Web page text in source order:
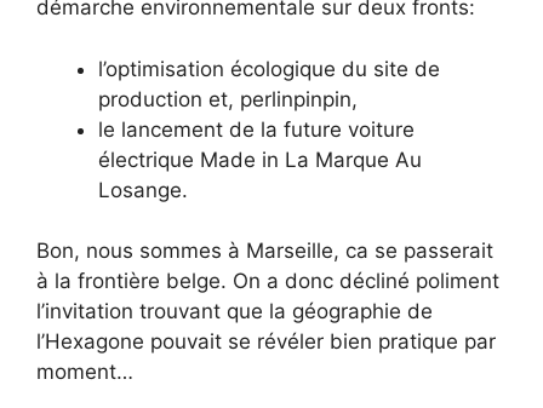
démarche environnementale sur deux fronts:
l’optimisation écologique du site de
production et, perlinpinpin,
le lancement de la future voiture
électrique Made in La Marque Au
Losange.
Bon, nous sommes à Marseille, ca se passerait
à la frontière belge. On a donc décliné poliment
l’invitation trouvant que la géographie de
l’Hexagone pouvait se révéler bien pratique par
moment…